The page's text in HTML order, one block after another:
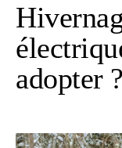
adopter ?